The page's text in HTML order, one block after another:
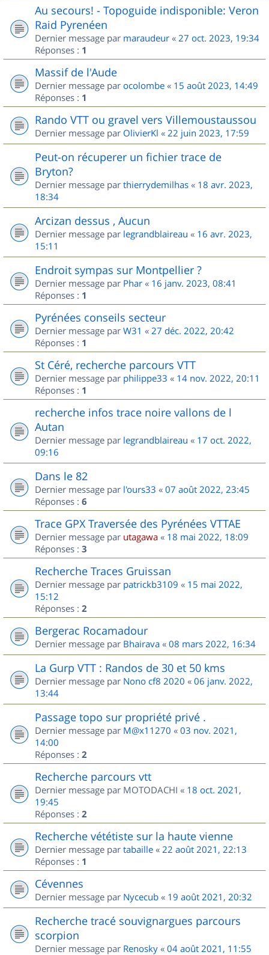
Au secours! - Topoguide indisponible: Veron
Raid Pyrenéen
Dernier message par maraudeur « 27 oct. 2023, 19:34
Réponses : 1
Massif de l'Aude
Dernier message par ocolombe « 15 août 2023, 14:49
Réponses : 1
Rando VTT ou gravel vers Villemoustaussou
Dernier message par OlivierKl « 22 juin 2023, 17:59
Peut-on récuperer un fichier trace de
Bryton?
Dernier message par thierrydemilhas « 18 avr. 2023,
18:34
Arcizan dessus , Aucun
Dernier message par legrandblaireau « 16 avr. 2023,
15:11
Endroit sympas sur Montpellier ?
Dernier message par Phar « 16 janv. 2023, 08:41
Réponses : 1
Pyrénées conseils secteur
Dernier message par W31 « 27 déc. 2022, 20:42
Réponses : 1
St Céré, recherche parcours VTT
Dernier message par philippe33 « 14 nov. 2022, 20:11
Réponses : 1
recherche infos trace noire vallons de l
Autan
Dernier message par legrandblaireau « 17 oct. 2022,
09:16
Dans le 82
Dernier message par l'ours33 « 07 août 2022, 23:45
Réponses : 6
Trace GPX Traversée des Pyrénées VTTAE
Dernier message par utagawa « 18 mai 2022, 18:09
Réponses : 3
Recherche Traces Gruissan
Dernier message par patrickb3109 « 15 mai 2022,
15:12
Réponses : 2
Bergerac Rocamadour
Dernier message par Bhairava « 08 mars 2022, 16:34
La Gurp VTT : Randos de 30 et 50 kms
Dernier message par Nono cf8 2020 « 06 janv. 2022,
13:44
Passage topo sur propriété privé .
Dernier message par M@x11270 « 03 nov. 2021,
14:00
Réponses : 2
Recherche parcours vtt
Dernier message par MOTODACHI « 18 oct. 2021,
19:45
Réponses : 2
Recherche vététiste sur la haute vienne
Dernier message par tabaille « 22 août 2021, 22:13
Réponses : 1
Cévennes
Dernier message par Nycecub « 19 août 2021, 20:32
Recherche tracé souvignargues parcours
scorpion
Dernier message par Renosky « 04 août 2021, 11:55